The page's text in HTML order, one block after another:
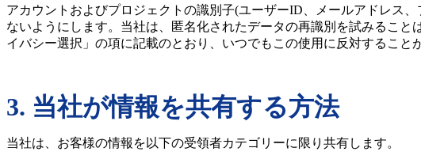
アカウントおよびプロジェクトの識別子(ユーザーID、メールアドレス
ないようにします。当社は、匿名化されたデータの再識別を試みるこ
イバシー選択」の項に記載のとおり、いつでもこの使用に反対すること
3. 当社が情報を共有する方法
当社は、お客様の情報を以下の受領者カテゴリーに限り共有します。